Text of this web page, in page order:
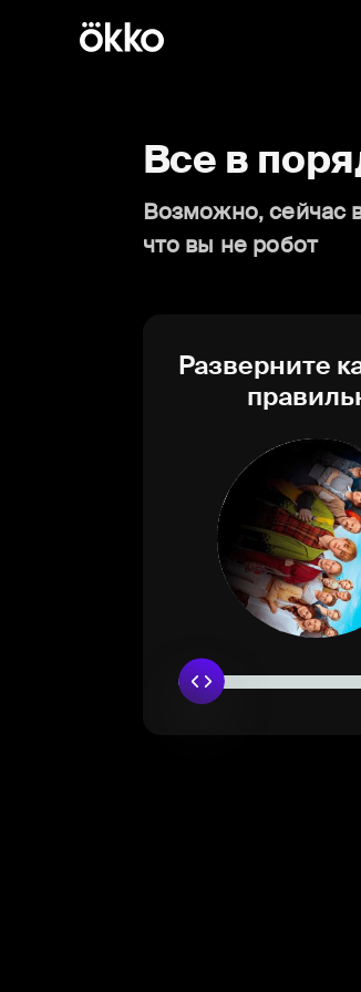
Все в
Возможно, сейчас
что вы не робот
Разверните